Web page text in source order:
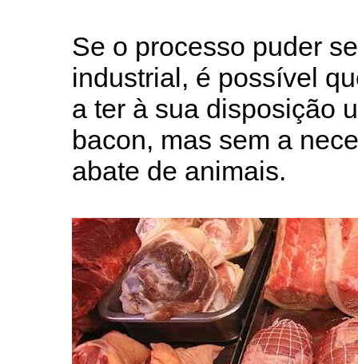
Se o processo puder
industrial, é possível
a ter à sua disposição
bacon, mas sem a
abate de animais.